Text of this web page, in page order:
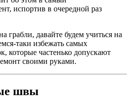
испортив в очередной раз
грабли, давайте будем учиться на
таки избежать самых
которые частенько допускают
своими руками.
швы